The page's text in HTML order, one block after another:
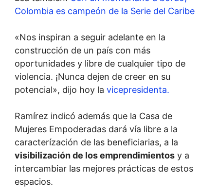
Colombia es campeón de la Serie del Caribe
«Nos inspiran a seguir adelante en la
construcción de un país con más
oportunidades y libre de cualquier tipo de
violencia. ¡Nunca dejen de creer en su
potencial», dijo hoy la vicepresidenta.
Ramírez indicó además que la Casa de
Mujeres Empoderadas dará vía libre a la
caracterízación de las beneficiarias, a la
visibilización de los emprendimientos y a
intercambiar las mejores prácticas de estos
espacios.